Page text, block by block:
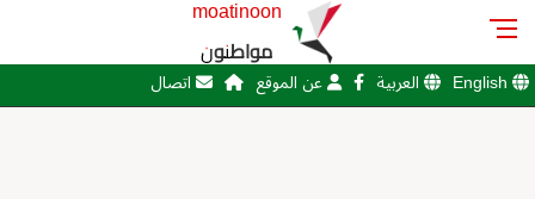
moatinoon
مواطنون
English العربية عن الموقع اتصال